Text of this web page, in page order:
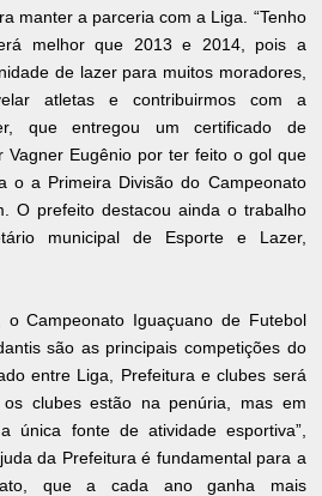
manter a parceria com a Liga. “Tenho
melhor que 2013 e 2014, pois a
de lazer para muitos moradores,
atletas e contribuirmos com a
que entregou um certificado de
Vagner Eugênio por ter feito o gol que
o a Primeira Divisão do Campeonato
O prefeito destacou ainda o trabalho
municipal de Esporte e Lazer,
o Campeonato Iguaçuano de Futebol
são as principais competições do
entre Liga, Prefeitura e clubes será
clubes estão na penúria, mas em
única fonte de atividade esportiva”,
da Prefeitura é fundamental para a
que a cada ano ganha mais